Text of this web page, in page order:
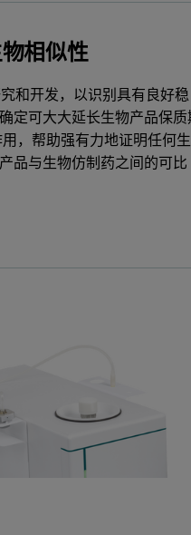
相似性
和开发，以识别具有良好稳
定可大大延长生物产品保质
，帮助强有力地证明任何生
品与生物仿制药之间的可比